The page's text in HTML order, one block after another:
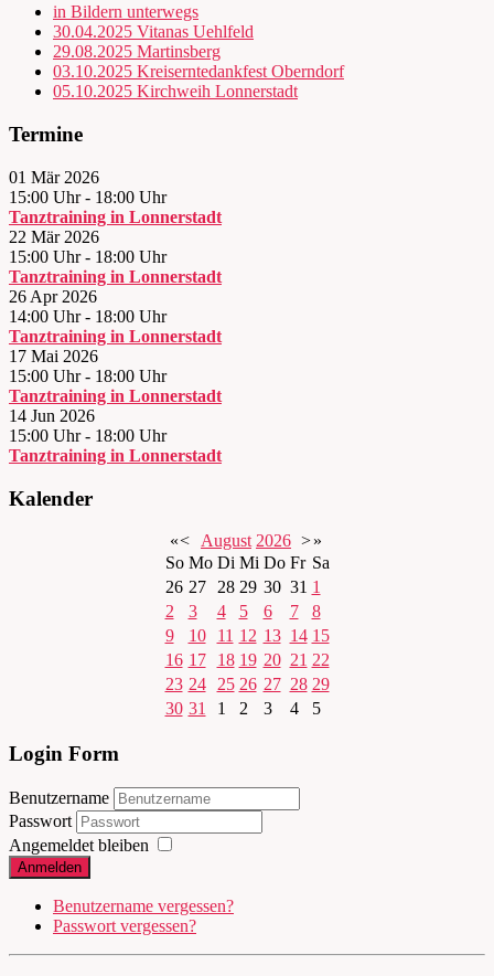
in Bildern unterwegs
30.04.2025 Vitanas Uehlfeld
29.08.2025 Martinsberg
03.10.2025 Kreiserntedankfest Oberndorf
05.10.2025 Kirchweih Lonnerstadt
Termine
01 Mär 2026
15:00 Uhr- 18:00 Uhr
Tanztraining in Lonnerstadt
22 Mär 2026
15:00 Uhr- 18:00 Uhr
Tanztraining in Lonnerstadt
26 Apr 2026
14:00 Uhr- 18:00 Uhr
Tanztraining in Lonnerstadt
17 Mai 2026
15:00 Uhr- 18:00 Uhr
Tanztraining in Lonnerstadt
14 Jun 2026
15:00 Uhr- 18:00 Uhr
Tanztraining in Lonnerstadt
Kalender
«< August 2026 >»
So Mo Di Mi Do Fr Sa
26 27 28 29 30 31 1
2
3 4 5 6 7
8
9
10 11 12 13 14 15
16 17 18 19 20 21 22
23 24 25 26 27 28 29
30 31 1 2 3 4 5
Login Form
Benutzername
Passwort
Angemeldet bleiben
Anmelden
Benutzername vergessen?
Passwort vergessen?